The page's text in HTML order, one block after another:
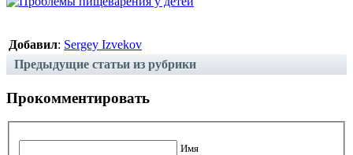
Добавил: Sergey Izvekov
Предыдущие статьи из рубрики
Прокомментировать
Имя